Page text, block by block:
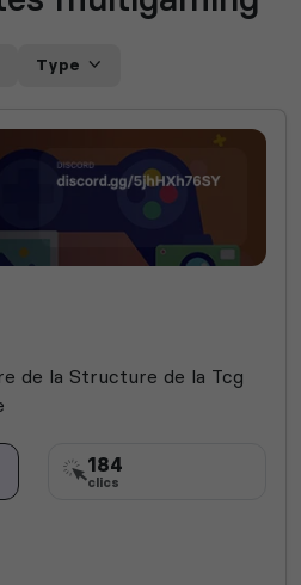
Type
de la Structure de la Tcg
184
clics